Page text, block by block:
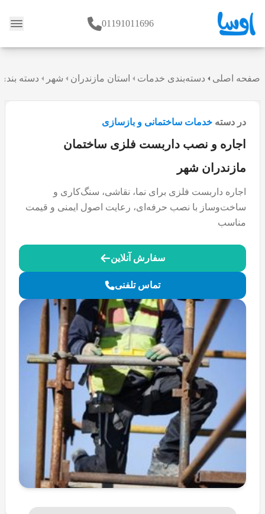
وبلاگ 01191011696
صفحه اصلی دسته‌بندی خدمات استان مازندران شهر دسته
در دسته خدمات ساختمانی و بازسازی
اجاره و نصب داربست فلزی ساختمان
مازندران شهر
اجاره داربست فلزی برای نما، نقاشی، سنگ‌کاری و
ساخت‌وساز با نصب حرفه‌ای، رعایت اصول ایمنی و قیمت
مناسب
سفارش آنلاین
تماس تلفنی